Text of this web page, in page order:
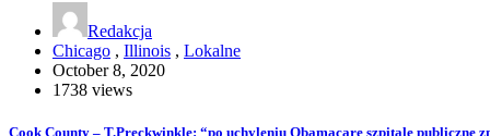
Redakcja
Chicago , Illinois , Lokalne
October 8, 2020
1738 views
Cook County – T.Preckwinkle: “po uchyleniu Obamacare szpitale publiczne